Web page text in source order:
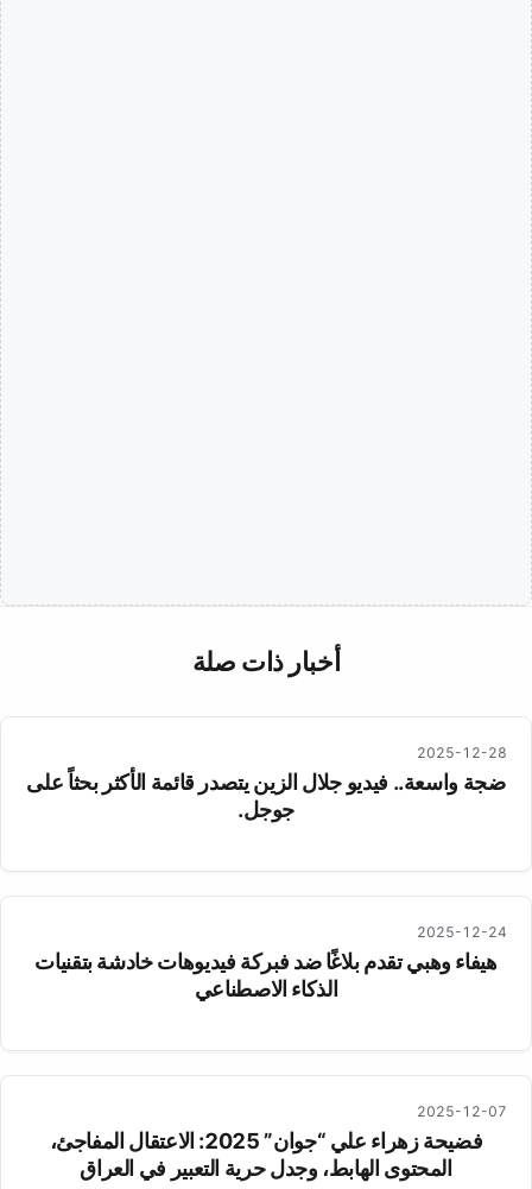
أخبار ذات صلة
2025-12-28
ضجة واسعة.. فيديو جلال الزين يتصدر قائمة الأكثر بحثاً على
جوجل.
2025-12-24
هيفاء وهبي تقدم بلاغًا ضد فبركة فيديوهات خادشة بتقنيات
الذكاء الاصطناعي
2025-12-07
فضيحة زهراء علي “جوان” 2025: الاعتقال المفاجئ،
المحتوى الهابط، وجدل حرية التعبير في العراق